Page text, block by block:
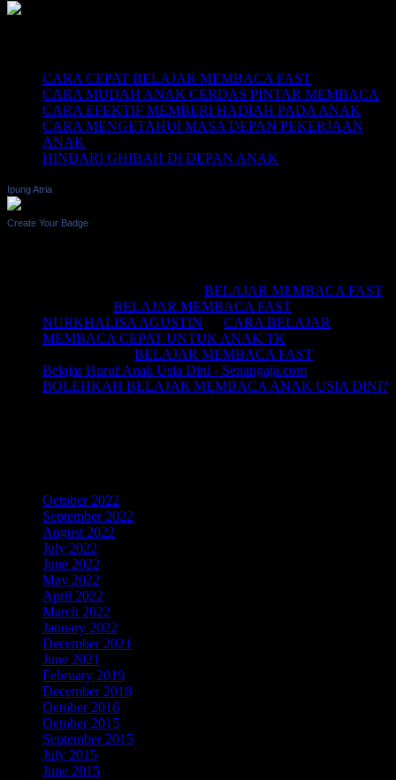
CARA CEPAT BELAJAR MEMBACA FAST
CARA MUDAH ANAK CERDAS PINTAR MEMBACA
CARA EFEKTIF MEMBERI HADIAH PADA ANAK
CARA MENGETAHUI MASA DEPAN PEKERJAAN
ANAK
HINDARI GHIBAH DI DEPAN ANAK
Ipung Atria
Create Your Badge
BELAJAR MEMBACA FAST
BELAJAR MEMBACA FAST
NURKHALISA AGUSTIN
CARA BELAJAR
MEMBACA CEPAT UNTUK ANAK TK
BELAJAR MEMBACA FAST
Belajar Huruf Anak Usia Dini - Senangaja.com
BOLEHKAH BELAJAR MEMBACA ANAK USIA DINI?
October 2022
September 2022
August 2022
July 2022
June 2022
May 2022
April 2022
March 2022
January 2022
December 2021
June 2021
February 2019
December 2018
October 2016
October 2015
September 2015
July 2015
June 2015